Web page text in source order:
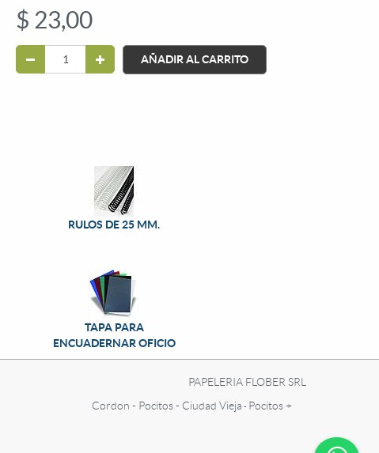
$ 23,00
AÑADIR AL CARRITO
RULOS DE 25 MM.
TAPA PARA
ENCUADERNAR OFICIO
PAPELERIA FLOBER SRL
Cordon - Pocitos - Ciudad Vieja - Pocitos +